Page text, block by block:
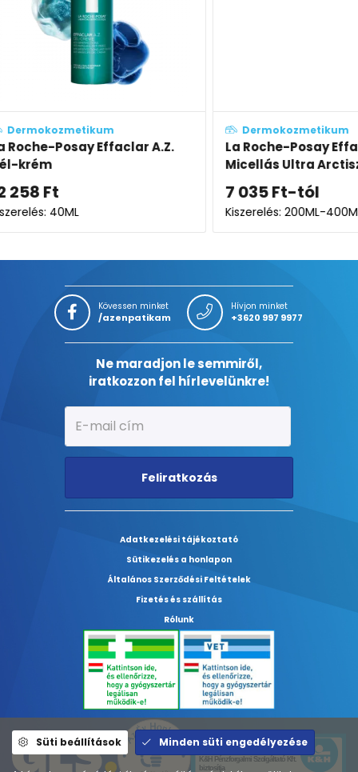
Dermokozmetikum
La Roche-Posay Effaclar
Micellás Ultra Arctisztító zsíros
Kiszerelés: 200ML-400ML
La
7 044
Kövessen minket
/azenpatikam
Hívjon minket
+3620 997 9977
Ne maradjon le semmiről,
iratkozzon fel hírlevelünkre!
Feliratkozás
Adatkezelési tájékoztató
Sütikezelés a honlapon
Általános Szerződési Feltételek
Fizetés és szállítás
Rólunk
Süti beállítások Minden süti engedélyezése